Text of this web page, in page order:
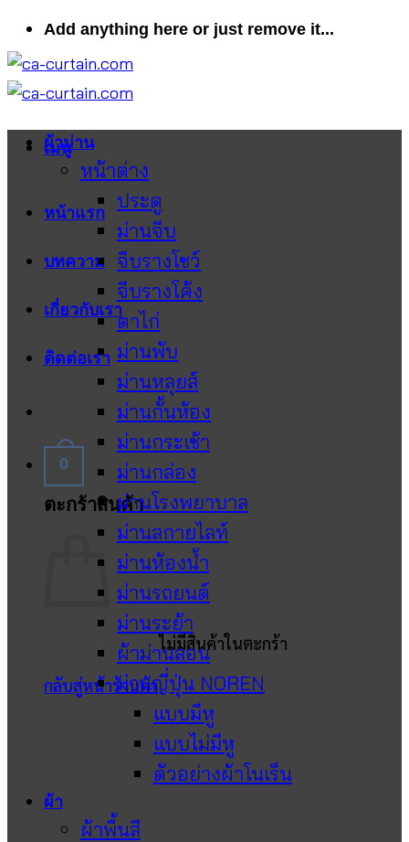
ข้าม
ไป
ยัง
เนื้อหา
Add anything here or just remove it...
เมนู
หน้าแรก
บทความ
เกี่ยวกับเรา
ติดต่อเรา
0
ตะกร้าสินค้า
ไม่มีสินค้าในตะกร้า
กลับสู่หน้าร้านค้า
ผ้าม่าน
หน้าต่าง
ประตู
ม่านจีบ
จีบรางโชว์
จีบรางโค้ง
ตาไก่
ม่านพับ
ม่านหลุยส์
ม่านกั้นห้อง
ม่านกระเช้า
ม่านกล่อง
ม่านโรงพยาบาล
ม่านสกายไลท์
ม่านห้องน้ำ
ม่านรถยนต์
ม่านระย้า
ผ้าม่านลอน
ม่านญี่ปุ่น NOREN
แบบมีหู
แบบไม่มีหู
ตัวอย่างผ้าโนเร็น
ผ้า
ผ้าพื้นสี